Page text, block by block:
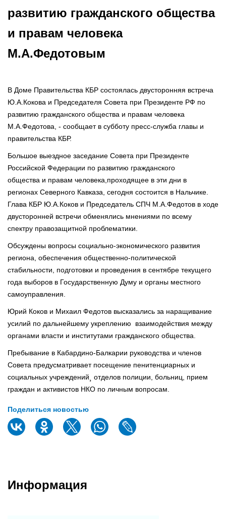
развитию гражданского общества
и правам человека
М.А.Федотовым
В Доме Правительства КБР состоялась двусторонняя встреча
Ю.А.Кокова и Председателя Совета при Президенте РФ по
развитию гражданского общества и правам человека
М.А.Федотова, - сообщает в субботу пресс-служба главы и
правительства КБР.
Большое выездное заседание Совета при Президенте
Российской Федерации по развитию гражданского
общества и правам человека,проходящее в эти дни в
регионах Северного Кавказа, сегодня состоится в Нальчике.
Глава КБР Ю.А.Коков и Председатель СПЧ М.А.Федотов в ходе
двусторонней встречи обменялись мнениями по всему
спектру правозащитной проблематики.
Обсуждены вопросы социально-экономического развития
региона, обеспечения общественно-политической
стабильности, подготовки и проведения в сентябре текущего
года выборов в Государственную Думу и органы местного
самоуправления.
Юрий Коков и Михаил Федотов высказались за наращивание
усилий по дальнейшему укреплению взаимодействия между
органами власти и институтами гражданского общества.
Пребывание в Кабардино-Балкарии руководства и членов
Совета предусматривает посещение пенитенциарных и
социальных учреждений¸ отделов полиции, больниц, прием
граждан и активистов НКО по личным вопросам.
Поделиться новостью
Информация